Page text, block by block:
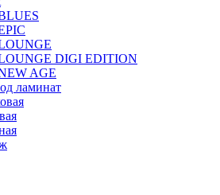
DIGI EDITION
AGE
ламинат